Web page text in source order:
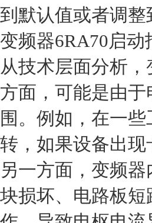
到默认值或者调
变频器6RA70启动
从技术层面分析
方面，可能是由
围。例如，在一
转，如果设备出
另一方面，变频
块损坏、电路板